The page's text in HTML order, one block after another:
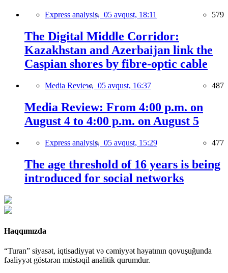
Express analysis, 05 avqust, 18:11 579
The Digital Middle Corridor:
Kazakhstan and Azerbaijan link the
Caspian shores by fibre-optic cable
Media Review, 05 avqust, 16:37 487
Media Review: From 4:00 p.m. on
August 4 to 4:00 p.m. on August 5
Express analysis, 05 avqust, 15:29 477
The age threshold of 16 years is being
introduced for social networks
Haqqımızda
“Turan” siyasət, iqtisadiyyat və cəmiyyət həyatının qovuşuğunda
fəaliyyət göstərən müstəqil analitik qurumdur.